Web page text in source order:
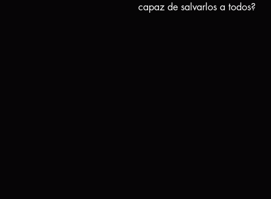
capaz de salvarlos a todos?